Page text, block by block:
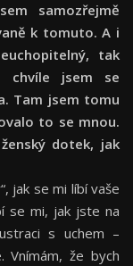
samozřejmě
k tomuto. A i
tak
chvíle jsem se
Tam jsem tomu
to se mnou.
dotek, jak
jak se mi líbí vaše
se mi, jak jste na
s uchem –
Vnímám, že bych